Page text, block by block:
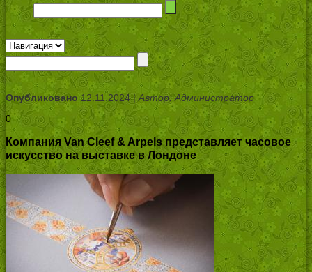
Опубликовано12.11.2024 | Автор: Администратор
0
Компания Van Cleef & Arpels представляет часовое
искусство на выставке в Лондоне